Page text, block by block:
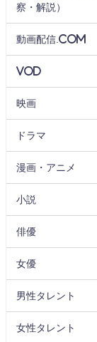
察・解説）
動画配信.com
VOD
映画
ドラマ
漫画・アニメ
小説
俳優
女優
男性タレント
女性タレント